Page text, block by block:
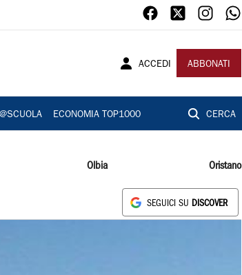
ACCEDI ABBONATI
ECONOMIA TOP1000 CERCA
Olbia Oristano
SEGUICI SU DISCOVER